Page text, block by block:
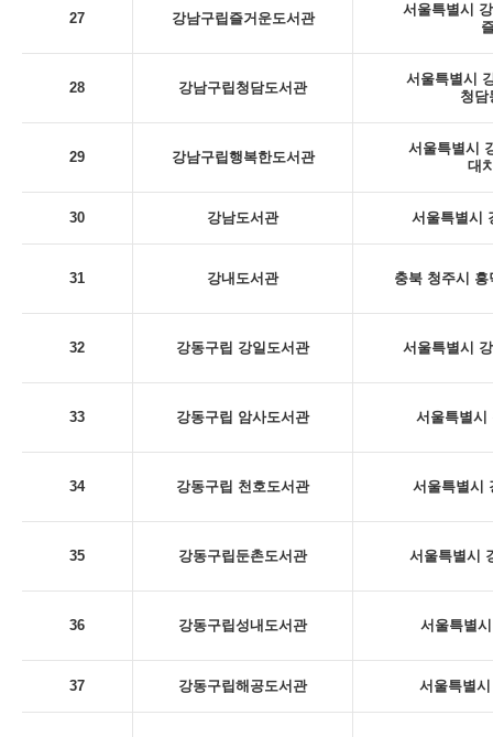
27 강남구립즐거운도서관
서울특별시
28 강남구립청담도서관
서울특별시
청담
29 강남구립행복한도서관
서울특별시
대
30 강남도서관 서울특별시
31 강내도서관 충북 청주시
32 강동구립 강일도서관 서울특별시
33 강동구립 암사도서관 서울특별시
34 강동구립 천호도서관 서울특별시
35 강동구립둔촌도서관 서울특별시
36 강동구립성내도서관 서울특별
37 강동구립해공도서관 서울특별